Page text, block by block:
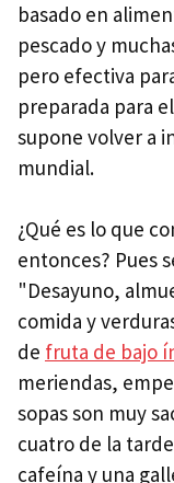
basado en
pescado y
pero efectiva
preparada para
supone volver a
mundial.
¿Qué es lo que
entonces? Pues
"Desayuno,
comida y
de fruta de bajo
meriendas,
sopas son muy
cuatro de la
cafeína y una